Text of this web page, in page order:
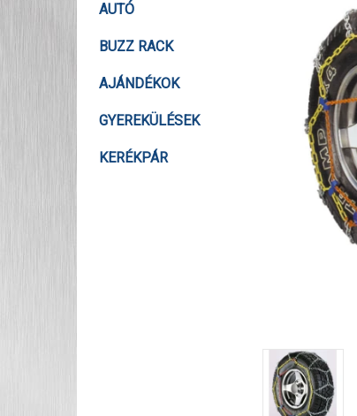
AUTÓ
BUZZ RACK
AJÁNDÉKOK
GYEREKÜLÉSEK
KERÉKPÁR